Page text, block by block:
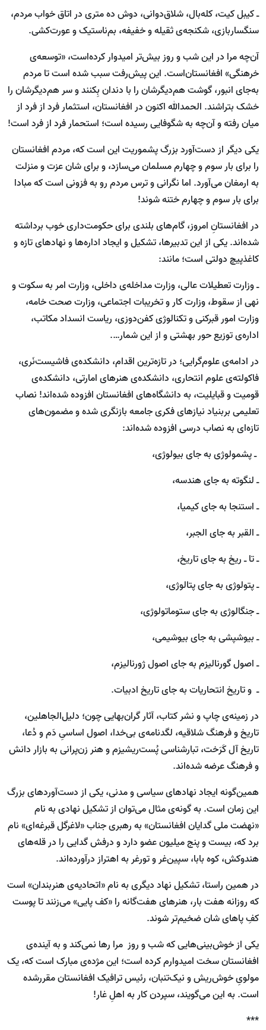
ـ کیبل کیت، کله‌بال، شلاق‌دوانی، دوش ده متری در اتاق خواب مردم،
سنگساربازی، شکنجه‌ی ثقیله و خفیفه، بم‌ناستیک و عورت‌کشی.
آن‌چه مرا در این شب و روز بیش‌تر امیدوار کرده‌است، «توسعه‌ی
خرهنگی» افغانستان‌است. این پیش‌رفت سبب شده‌ است تا مردم
به‌جای انبور، گوشت هم‌دیگرشان را با دندان بِکنند و سر هم‌دیگرشان را
خشک ‌بتراشند. الحمدالله اکنون در افغانستان، استثمار فرد از فرد از
میان ‌رفته و آن‌چه به شگوفایی رسیده‌ است؛ استحمار فرد از فرد است!
یکی دیگر از دست‌‌آورد بزرگ پشموریت این ‌است که، مردم افغانستان
را برای بار سوم و چهارم مسلمان می‌سازد، و برای شان عزت و منزلت
به ارمغان می‌آورد. اما نگرانی و ترس مردم رو به فزونی ا‌ست که مبادا
برای بار سوم و چهارم ختنه ‌شوند!
در افغانستانِ امروز، گام‌های بلندی برای حکومت‌داری خوب برداشته
‌شده‌اند. یکی از این تدبیرها، تشکیل و ایجاد اداره‌ها و نهاد‌های تازه و
کاغذپیچ دولتی ا‌ست؛ مانند:
ـ وزارت تعطیلات عالی، وزارت مداخله‌ی داخلی، وزارت امر به سکوت و
نهی از سقوط، وزارت کار و تخریبات اجتماعی، وزارت صحت خامه،
وزارت امور قبرکنی و تکنالوژی کفن‌دوزی، ریاست انسداد مکاتب،
اداره‌ی توزیع حور بهشتی و از این شمار….
در ادامه‌ی علوم‌گرایی؛ در تازه‌ترین اقدام، دانشکده‌ی فاشیست‌نَری،
فاکولته‌ی علوم انتحاری، دانشکده‌ی هنرهای امارتی، دانشکده‌ی
قومیت و قبایلیت، به دانشگاه‌های افغانستان افزوده ‌شده‌اند! نصاب
تعلیمی بربنیاد نیازهای فکری جامعه بازنگری ‌شده و مضمون‌های
تازه‌ای به نصاب درسی افزوده شده‌اند:
ـ پشمولوژی به جای بیولوژی،
ـ لنگوته به جای هندسه،
ـ استنجا به جای کیمیا،
ـ القبر به جای الجبر،
ـ تا ـ ریخ به جای تاریخ،
ـ پتولوژی به جای پتالوژی،
ـ جنگالوژی به جای ستوماتولوژی،
ـ بیوشپشی به جای بیوشیمی،
ـ اصول گورنالیزم به جای اصول ژورنالیزم،
ـ و تاریخ انتحاریات به جای تاریخ ادبیات.
در زمینه‌ی چاپ و نشر کتاب، آثار گران‌بهایی چون؛ دلیل‌الجاهلین،
تاریخ و فرهنگ شلاقیه، لگد‌نامه‌ی بی‌خدا، اصول اساسیِ دَم و دُعا،
تاریخ آل کَرَخت، تبارشناسی پُست‌ریشیزم و هنر زن‌پرانی به بازار دانش
و فرهنگ عرضه شده‌اند.
همین‌گونه ایجاد نهادهای سیاسی و مدنی، یکی از دست‌آوردهای بزرگ
این زمان است. به گونه‌ی مثال می‌توان از تشکیل نهادی به نام
«نهضت ملی گدایان افغانستان» به رهبری جناب «لاغرگل قبرغه‌ای» نام
برد که، بیست و پنج میلیون عضو دارد و درفش گدایی را در قله‌های
هندوکش، کوه بابا، سپین‌غر و تورغر به اهتراز درآورده‌اند.
در همین راستا، تشکیل نهاد دیگری به نام «اتحادیه‌ی هنربندان» است
که روزانه هفت بار، هنرهای هفت‌گانه را «کف پایی» می‌زنند تا پوست
کفِ پا‌های شان ضخیم‌تر شوند.
یکی از خوش‌بینی‌هایی که شب و روز مرا رها نمی‌کند و به آینده‌ی
افغانستان سخت امیدوارم کرده ‌است؛ این مژده‌ی مبارک ‌است که، یک
مولویِ خوش‌ریش و نیک‌تنبان، رئیس ترافیک افغانستان مقررشده
‌است. به این می‌گویند، سپردن کار به اهلِ غار!
***